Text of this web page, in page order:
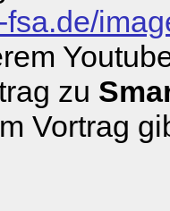
fsa.de/
zu
Vortrag